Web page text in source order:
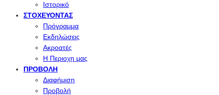
Ιστορικό
ΣΤΟΧΕΎΟΝΤΑΣ
Πρόγραμμα
Εκδηλώσεις
Ακροατές
Η Περιοχη μας
ΠΡΟΒΟΛΉ
Διαφήμιση
Προβολή